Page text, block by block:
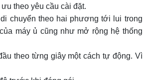
theo yêu cầu cài đặt.
chuyển theo hai phương tới lui trong
máy ủ cũng như mở rộng hệ thống
theo từng giây một cách tự động. Vì